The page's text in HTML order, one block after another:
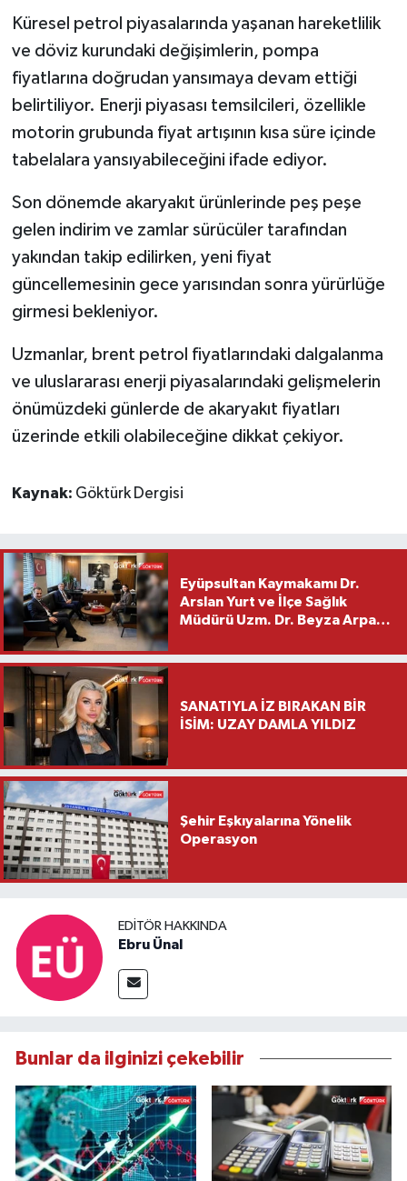
Küresel petrol piyasalarında yaşanan hareketlilik
ve döviz kurundaki değişimlerin, pompa
fiyatlarına doğrudan yansımaya devam ettiği
belirtiliyor. Enerji piyasası temsilcileri, özellikle
motorin grubunda fiyat artışının kısa süre içinde
tabelalara yansıyabileceğini ifade ediyor.
Son dönemde akaryakıt ürünlerinde peş peşe
gelen indirim ve zamlar sürücüler tarafından
yakından takip edilirken, yeni fiyat
güncellemesinin gece yarısından sonra yürürlüğe
girmesi bekleniyor.
Uzmanlar, brent petrol fiyatlarındaki dalgalanma
ve uluslararası enerji piyasalarındaki gelişmelerin
önümüzdeki günlerde de akaryakıt fiyatları
üzerinde etkili olabileceğine dikkat çekiyor.
Kaynak: Göktürk Dergisi
Eyüpsultan Kaymakamı Dr.
Arslan Yurt ve İlçe Sağlık
Müdürü Uzm. Dr. Beyza Arpacı
Ziyareti
SANATIYLA İZ BIRAKAN BİR
İSİM: UZAY DAMLA YILDIZ
Şehir Eşkıyalarına Yönelik
Operasyon
EDITÖR HAKKINDA
Ebru Ünal
Bunlar da ilginizi çekebilir